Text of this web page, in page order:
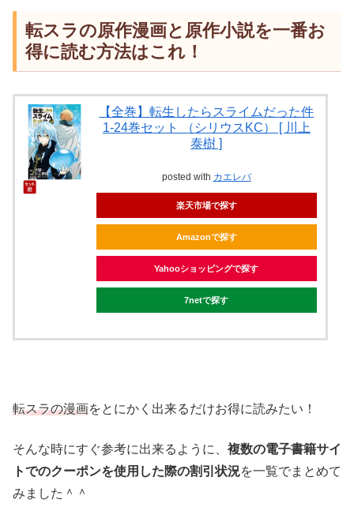
転スラの原作漫画と原作小説を一番お
得に読む方法はこれ！
【全巻】転生したらスライムだった件
1-24巻セット （シリウスKC） [ 川上
泰樹 ]
posted with カエレバ
楽天市場で探す
Amazonで探す
Yahooショッピングで探す
7netで探す
転スラの漫画をとにかく出来るだけお得に読みたい！
そんな時にすぐ参考に出来るように、 複数の電子書籍サイ
トでのクーポンを使用した際の割引状況を一覧でまとめて
みました＾＾